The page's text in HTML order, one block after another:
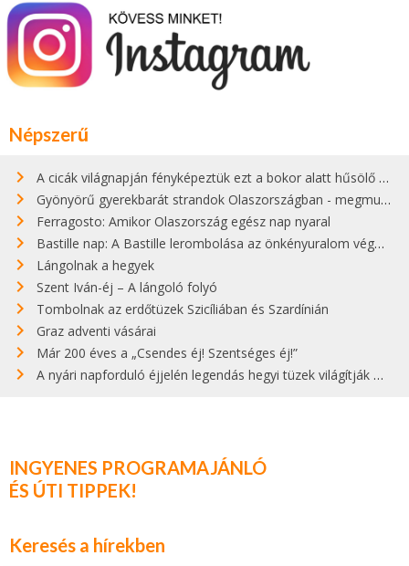
Népszerű
A cicák világnapján fényképeztük ezt a bokor alatt hűsölő cicát Kisorosziban
Gyönyörű gyerekbarát strandok Olaszországban - megmutatjuk a 15 legjobbat
Ferragosto: Amikor Olaszország egész nap nyaral
Bastille nap: A Bastille lerombolása az önkényuralom végét jelentette
Lángolnak a hegyek
Szent Iván-éj – A lángoló folyó
Tombolnak az erdőtüzek Szicíliában és Szardínián
Graz adventi vásárai
Már 200 éves a „Csendes éj! Szentséges éj!”
A nyári napforduló éjjelén legendás hegyi tüzek világítják meg Zugspitzét
INGYENES PROGRAMAJÁNLÓ
ÉS ÚTI TIPPEK!
Keresés a hírekben